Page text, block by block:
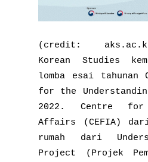
(credit:
Korean Studies
lomba esai
for the
2022. Centre
Affairs (CEFIA) dari
rumah dari
Project (Projek